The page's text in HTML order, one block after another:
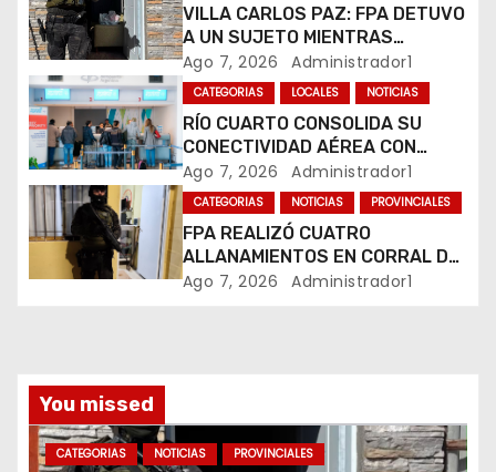
e
e
n
t
r
a
s
VILLA CARLOS PAZ: FPA DETUVO
A UN SUJETO MIENTRAS
COMERCIALIZABA COCAÍNA Y
MARIHUANA EN UNA PLAZA
Ago 7, 2026 Administrador1
CATEGORIAS LOCALES NOTICIAS
RÍO CUARTO CONSOLIDA SU
CONECTIVIDAD AÉREA CON
CUATRO VUELOS SEMANALES A
BUENOS AIRES
Ago 7, 2026 Administrador1
CATEGORIAS NOTICIAS PROVINCIALES
FPA REALIZÓ CUATRO
ALLANAMIENTOS EN CORRAL DE
BUSTOS-IFFLINGER
Ago 7, 2026 Administrador1
You missed
CATEGORIAS NOTICIAS PROVINCIALES